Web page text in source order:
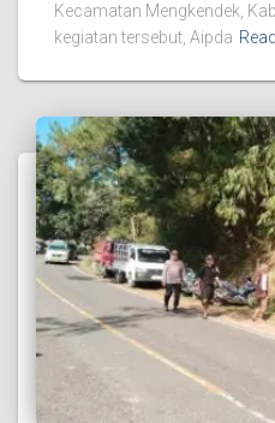
Kecamatan Mengkendek,
kegiatan tersebut, Aipda